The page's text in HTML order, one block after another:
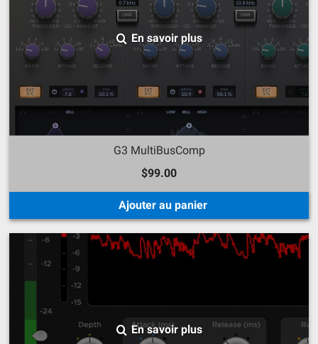
En savoir plus
G3 MultiBusComp
$99.00
Ajouter au panier
En savoir plus